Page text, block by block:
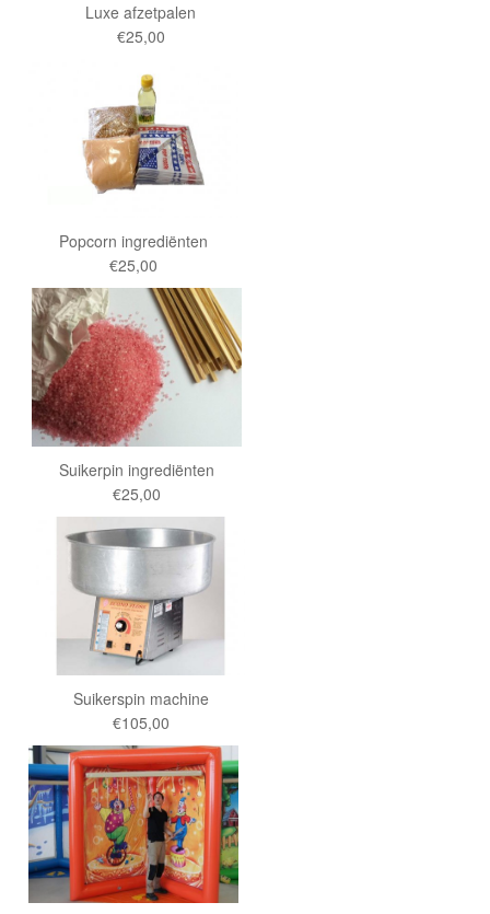
Luxe afzetpalen
€25,00
Popcorn ingrediënten
€25,00
Suikerpin ingrediënten
€25,00
Suikerspin machine
€105,00